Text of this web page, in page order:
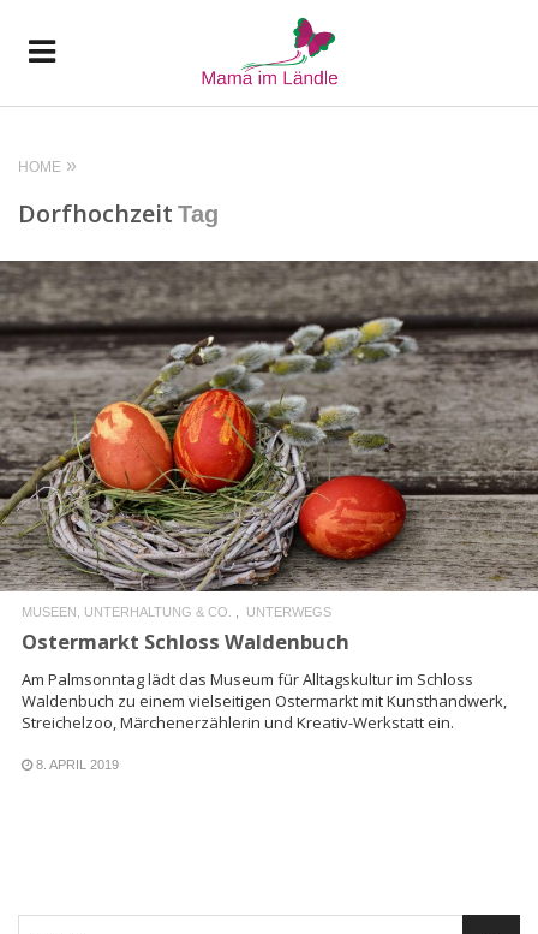
HOME
Dorfhochzeit Tag
READ MORE
MUSEEN, UNTERHALTUNG & CO. UNTERWEGS
Ostermarkt Schloss Waldenbuch
Am Palmsonntag lädt das Museum für Alltagskultur im Schloss
Waldenbuch zu einem vielseitigen Ostermarkt mit Kunsthandwerk,
Streichelzoo, Märchenerzählerin und Kreativ-Werkstatt ein.
8. APRIL 2019